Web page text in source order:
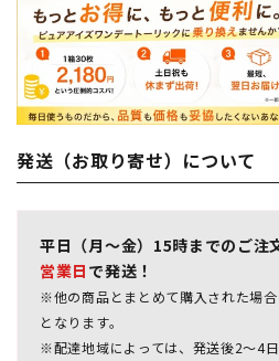
発送（お取り寄せ）について
平日（月～金）15時までのご注
営業日 で発送！
※他の商品とまとめて購入された場
となります。
※配達地域によっては、発送後2～4